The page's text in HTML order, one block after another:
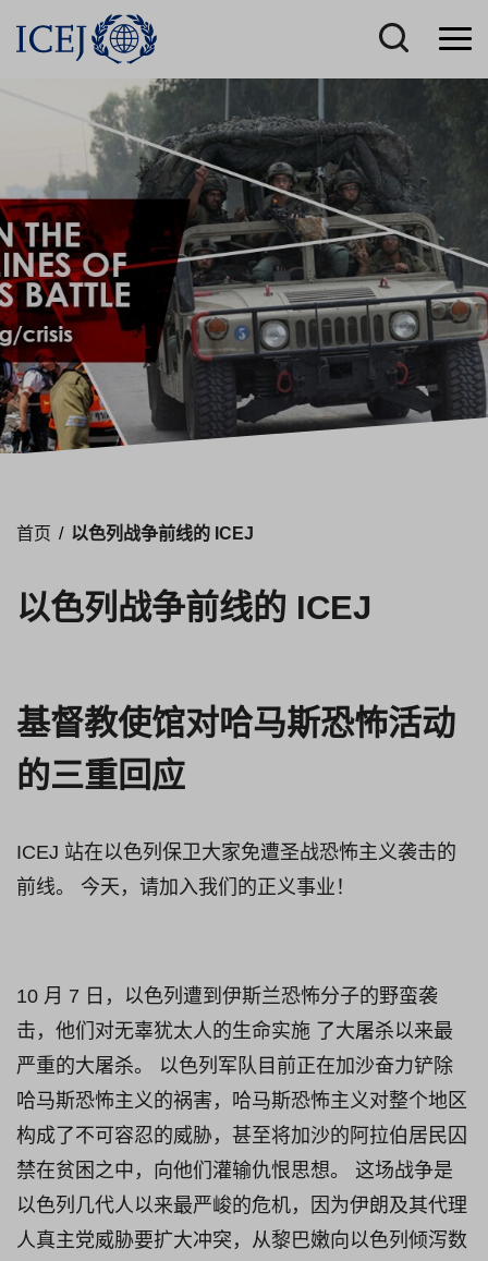
首页 / 以色列战争前线的 ICEJ
以色列战争前线的 ICEJ
基督教使馆对哈马斯恐怖活动
的三重回应
ICEJ 站在以色列保卫大家免遭圣战恐怖主义袭击的
前线。 今天，请加入我们的正义事业！
10 月 7 日，以色列遭到伊斯兰恐怖分子的野蛮袭
击，他们对无辜犹太人的生命实施 了大屠杀以来最
严重的大屠杀。 以色列军队目前正在加沙奋力铲除
哈马斯恐怖主义的祸害，哈马斯恐怖主义对整个地区
构成了不可容忍的威胁，甚至将加沙的阿拉伯居民囚
禁在贫困之中，向他们灌输仇恨思想。 这场战争是
以色列几代人以来最严峻的危机，因为伊朗及其代理
人真主党威胁要扩大冲突，从黎巴嫩向以色列倾泻数